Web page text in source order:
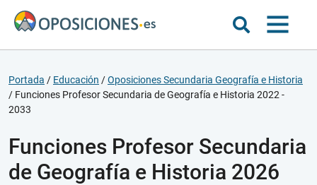
Portada / Educación /Oposiciones Secundaria Geografía e Historia
/ Funciones Profesor Secundaria de Geografía e Historia 2022 -
2033
Funciones Profesor Secundaria
de Geografía e Historia 2026